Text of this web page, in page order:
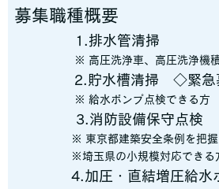
募集職種概要
1.排水管清掃
※ 高圧洗浄車、高圧洗浄機積込
2.貯水槽清掃 ◇緊急
※ 給水ポンプ点検できる方
3.消防設備保守点検
※ 東京都建築安全条例を把握し
※埼玉県の小規模対応できる方
4.加圧・直結増圧給水